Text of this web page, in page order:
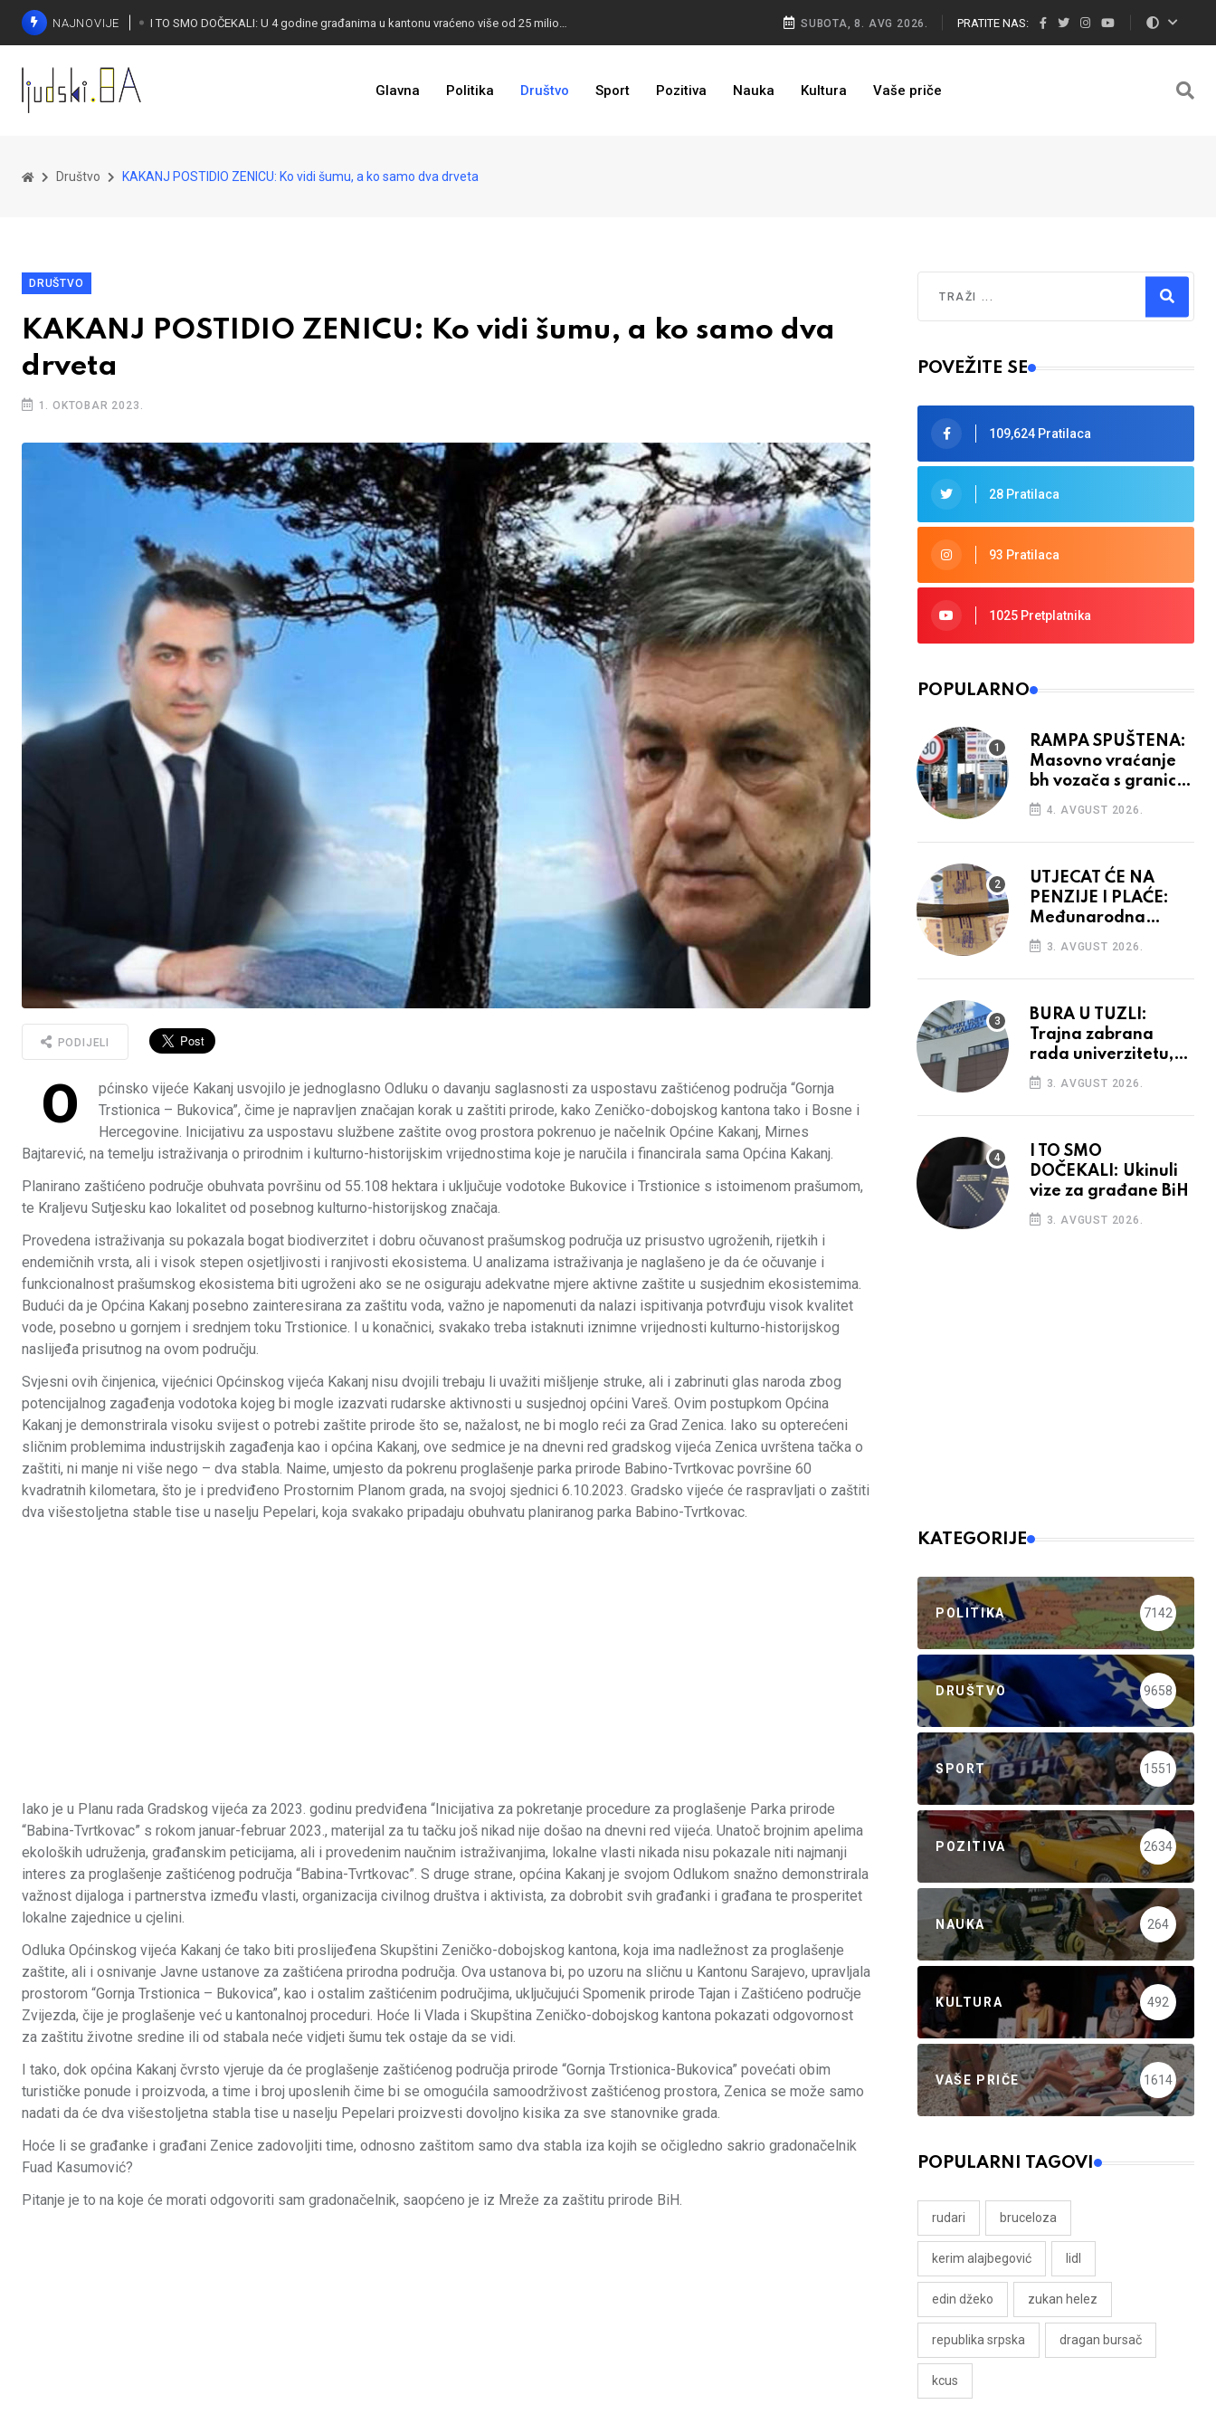
NAJNOVIJE
KONAKOVIĆ PALI ALARM: Otvoreno pismo UN-u
SUBOTA, 8. AVG 2026. PRATITE NAS:
Glavna Politika Društvo Sport Pozitiva Nauka Kultura Vaše priče
Društvo KAKANJ POSTIDIO ZENICU: Ko vidi šumu, a ko samo dva drveta
DRUŠTVO
KAKANJ POSTIDIO ZENICU: Ko vidi šumu, a ko samo dva
drveta
1. OKTOBAR 2023.
PODIJELI
O
pćinsko vijeće Kakanj usvojilo je jednoglasno Odluku o davanju saglasnosti za uspostavu zaštićenog područja “Gornja
Trstionica – Bukovica”, čime je napravljen značajan korak u zaštiti prirode, kako Zeničko-dobojskog kantona tako i Bosne i
Hercegovine. Inicijativu za uspostavu službene zaštite ovog prostora pokrenuo je načelnik Općine Kakanj, Mirnes
Bajtarević, na temelju istraživanja o prirodnim i kulturno-historijskim vrijednostima koje je naručila i financirala sama Općina Kakanj.
Planirano zaštićeno područje obuhvata površinu od 55.108 hektara i uključuje vodotoke Bukovice i Trstionice s istoimenom prašumom,
te Kraljevu Sutjesku kao lokalitet od posebnog kulturno-historijskog značaja.
Provedena istraživanja su pokazala bogat biodiverzitet i dobru očuvanost prašumskog područja uz prisustvo ugroženih, rijetkih i
endemičnih vrsta, ali i visok stepen osjetljivosti i ranjivosti ekosistema. U analizama istraživanja je naglašeno je da će očuvanje i
funkcionalnost prašumskog ekosistema biti ugroženi ako se ne osiguraju adekvatne mjere aktivne zaštite u susjednim ekosistemima.
Budući da je Općina Kakanj posebno zainteresirana za zaštitu voda, važno je napomenuti da nalazi ispitivanja potvrđuju visok kvalitet
vode, posebno u gornjem i srednjem toku Trstionice. I u konačnici, svakako treba istaknuti iznimne vrijednosti kulturno-historijskog
naslijeđa prisutnog na ovom području.
Svjesni ovih činjenica, vijećnici Općinskog vijeća Kakanj nisu dvojili trebaju li uvažiti mišljenje struke, ali i zabrinuti glas naroda zbog
potencijalnog zagađenja vodotoka kojeg bi mogle izazvati rudarske aktivnosti u susjednoj općini Vareš. Ovim postupkom Općina
Kakanj je demonstrirala visoku svijest o potrebi zaštite prirode što se, nažalost, ne bi moglo reći za Grad Zenica. Iako su opterećeni
sličnim problemima industrijskih zagađenja kao i općina Kakanj, ove sedmice je na dnevni red gradskog vijeća Zenica uvrštena tačka o
zaštiti, ni manje ni više nego – dva stabla. Naime, umjesto da pokrenu proglašenje parka prirode Babino-Tvrtkovac površine 60
kvadratnih kilometara, što je i predviđeno Prostornim Planom grada, na svojoj sjednici 6.10.2023. Gradsko vijeće će raspravljati o zaštiti
dva višestoljetna stable tise u naselju Pepelari, koja svakako pripadaju obuhvatu planiranog parka Babino-Tvrtkovac.
Iako je u Planu rada Gradskog vijeća za 2023. godinu predviđena “Inicijativa za pokretanje procedure za proglašenje Parka prirode
“Babina-Tvrtkovac” s rokom januar-februar 2023., materijal za tu tačku još nikad nije došao na dnevni red vijeća. Unatoč brojnim apelima
ekoloških udruženja, građanskim peticijama, ali i provedenim naučnim istraživanjima, lokalne vlasti nikada nisu pokazale niti najmanji
interes za proglašenje zaštićenog područja “Babina-Tvrtkovac”. S druge strane, općina Kakanj je svojom Odlukom snažno demonstrirala
važnost dijaloga i partnerstva između vlasti, organizacija civilnog društva i aktivista, za dobrobit svih građanki i građana te prosperitet
lokalne zajednice u cjelini.
Odluka Općinskog vijeća Kakanj će tako biti proslijeđena Skupštini Zeničko-dobojskog kantona, koja ima nadležnost za proglašenje
zaštite, ali i osnivanje Javne ustanove za zaštićena prirodna područja. Ova ustanova bi, po uzoru na sličnu u Kantonu Sarajevo, upravljala
prostorom “Gornja Trstionica – Bukovica”, kao i ostalim zaštićenim područjima, uključujući Spomenik prirode Tajan i Zaštićeno područje
Zvijezda, čije je proglašenje već u kantonalnoj proceduri. Hoće li Vlada i Skupština Zeničko-dobojskog kantona pokazati odgovornost
za zaštitu životne sredine ili od stabala neće vidjeti šumu tek ostaje da se vidi.
I tako, dok općina Kakanj čvrsto vjeruje da će proglašenje zaštićenog područja prirode “Gornja Trstionica-Bukovica” povećati obim
turističke ponude i proizvoda, a time i broj uposlenih čime bi se omogućila samoodrživost zaštićenog prostora, Zenica se može samo
nadati da će dva višestoljetna stabla tise u naselju Pepelari proizvesti dovoljno kisika za sve stanovnike grada.
Hoće li se građanke i građani Zenice zadovoljiti time, odnosno zaštitom samo dva stabla iza kojih se očigledno sakrio gradonačelnik
Fuad Kasumović?
Pitanje je to na koje će morati odgovoriti sam gradonačelnik, saopćeno je iz Mreže za zaštitu prirode BiH.
Type 2 or more characters for results.
POVEŽITE SE
109,624 Pratilaca
28 Pratilaca
93 Pratilaca
1025 Pretplatnika
POPULARNO
RAMPA SPUŠTENA:
Masovno vraćanje
bh vozača s granica
EU, protesti na
vidiku
4. AVGUST 2026.
UTJECAT ĆE NA
PENZIJE I PLAĆE:
Međunarodna
agencija potvrdila
kreditni rejting BiH
3. AVGUST 2026.
BURA U TUZLI:
Trajna zabrana
rada univerzitetu,
provedba sudskih
odluka
3. AVGUST 2026.
I TO SMO
DOČEKALI: Ukinuli
vize za građane BiH
3. AVGUST 2026.
KATEGORIJE
POLITIKA 7142
DRUŠTVO 9658
SPORT 1551
POZITIVA 2634
NAUKA 264
KULTURA 492
VAŠE PRIČE 1614
POPULARNI TAGOVI
rudari bruceloza
kerim alajbegović lidl
edin džeko zukan helez
republika srpska dragan bursač
kcus